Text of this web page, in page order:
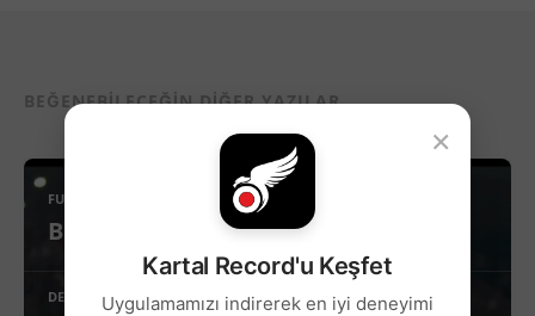
BEĞENEBILECEĞIN DIĞER YAZILAR...
FUTBOL
Beşiktaş’ta Sağ Kanat İçin Yeni Aday!
DEVAMINI OKU
×
Kartal Record'u Keşfet
Uygulamamızı indirerek en iyi deneyimi